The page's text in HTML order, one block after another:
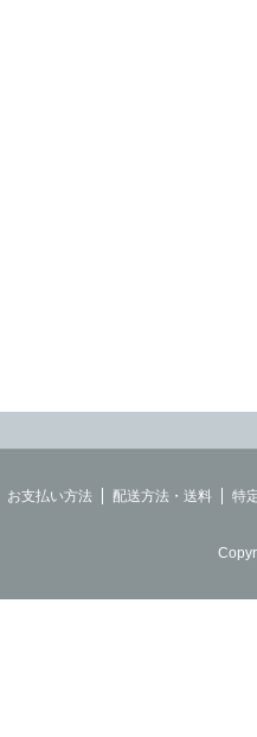
お支払い方法 配送方法・送料 特